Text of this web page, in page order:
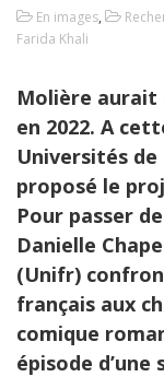
En images,
Farida Khali
Molière aurait
en 2022. A
Universités
proposé le
Pour passer
Danielle
(Unifr)
français aux
comique
épisode